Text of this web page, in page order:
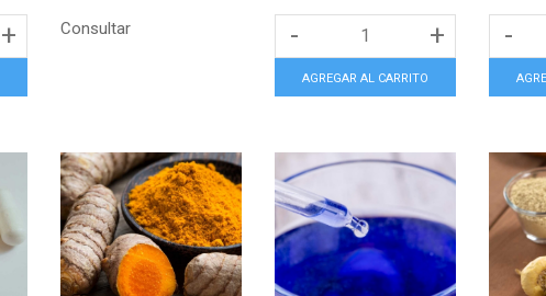
+ Consultar - +
AGREGAR AL CARRITO
-